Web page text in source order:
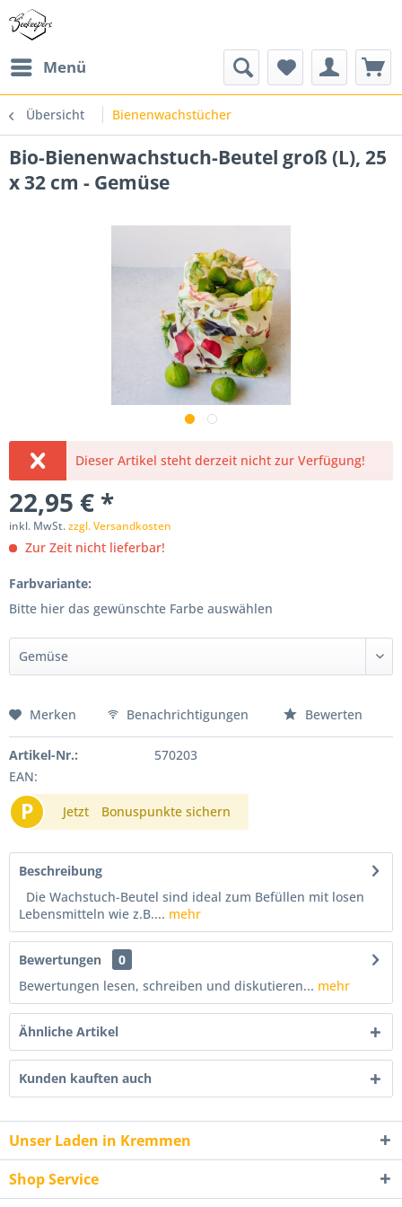
Menü
Übersicht Bienenwachstücher
Bio-Bienenwachstuch-Beutel groß (L), 25
x 32 cm - Gemüse
Dieser Artikel steht derzeit nicht zur Verfügung!
22,95 € *
inkl. MwSt.zzgl. Versandkosten
Zur Zeit nicht lieferbar!
Farbvariante:
Bitte hier das gewünschte Farbe auswählen
Merken Benachrichtigungen Bewerten
Artikel-Nr.:
570203
EAN:
P Jetzt Bonuspunkte sichern
Beschreibung
Die Wachstuch-Beutel sind ideal zum Befüllen mit losen
Lebensmitteln wie z.B.... mehr
Bewertungen
0
Bewertungen lesen, schreiben und diskutieren... mehr
Ähnliche Artikel
Kunden kauften auch
Unser Laden in Kremmen
Shop Service